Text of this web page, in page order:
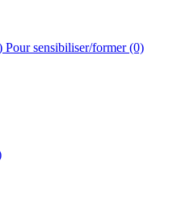
Pour sensibiliser/former (0)